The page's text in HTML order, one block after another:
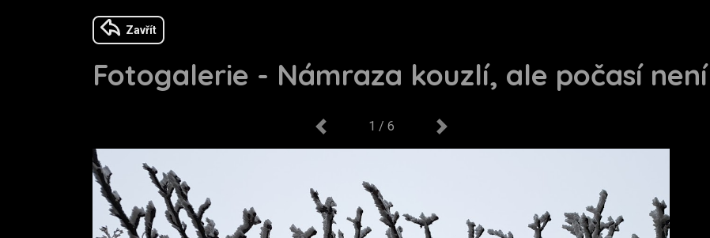
Zavřít
Fotogalerie - Námraza kouzlí, ale počasí
1 / 6
Previous Next